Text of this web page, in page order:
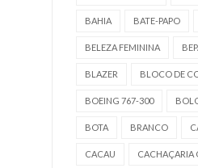
BAHIA BATE-PAPO
BELEZA FEMININA
BLAZER BLOCO DE
BOEING 767-300
BOTA BRANCO
CACAU CACHAÇARIA